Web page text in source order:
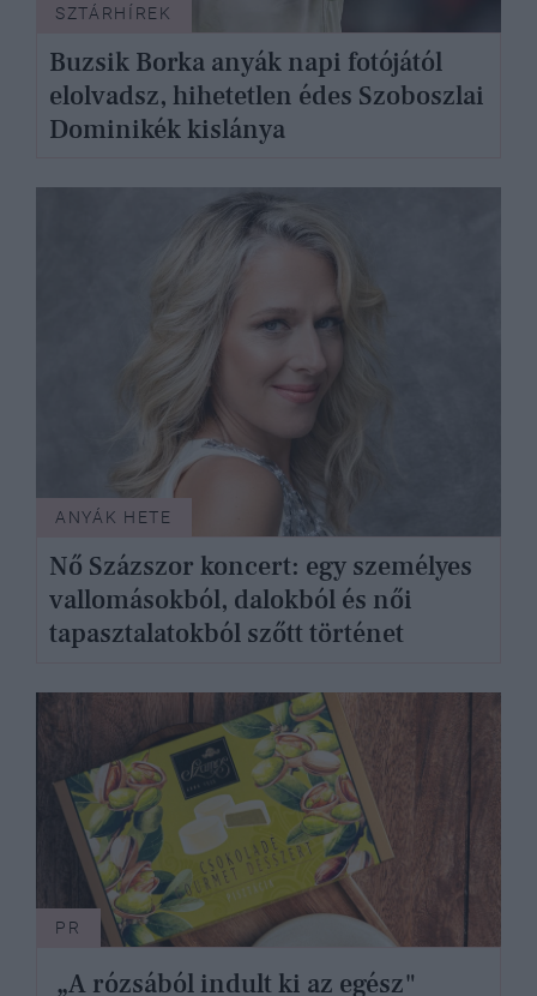
SZTÁRHÍREK
Buzsik Borka anyák napi fotójától
elolvadsz, hihetetlen édes Szoboszlai
Dominikék kislánya
ANYÁK HETE
Nő Százszor koncert: egy személyes
vallomásokból, dalokból és női
tapasztalatokból szőtt történet
PR
„A rózsából indult ki az egész"